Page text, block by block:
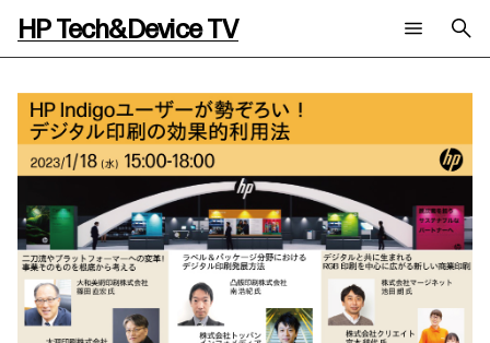
HP Tech&Device TV
全てのコンテンツ
チャンネル
AIの進化と活用事例
製品トレンド & レビュー
サイバーセキュリティ
教育とテクノロジー
自治体・公共
ハイブリッドワーク
タグ
事例
イベントレポート
AI PC
AIワークステーション
Poly
WXP（DEXツール）
ご相談
メールニュース会員登録
日本HP 公式Webサイト
HP Tech&Device TV 内のコンテンツを検索します。